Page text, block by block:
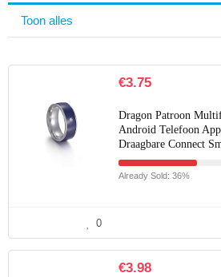
Toon alles
€3.75
Dragon Patroon
Android Telefoon
Draagbare Connect
Already Sold: 36%
0
€3.98